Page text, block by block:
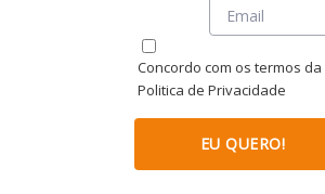
Concordo com os termos da
Politica de Privacidade
EU QUERO!